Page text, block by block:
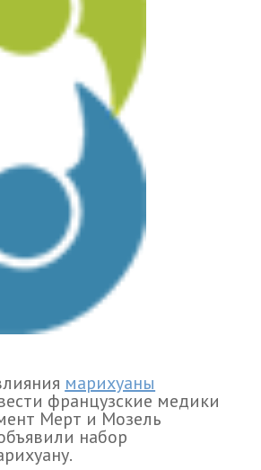
марихуаны
французские медики
Мерт и Мозель
набор